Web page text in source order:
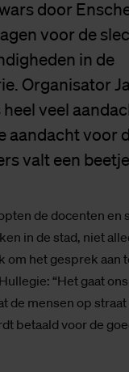
door
voor de
in de
Organisator
heel veel
aandacht voor
valt een
de docenten en
in de stad, niet
om het gesprek aan
“Het gaat
de mensen op
betaald voor de